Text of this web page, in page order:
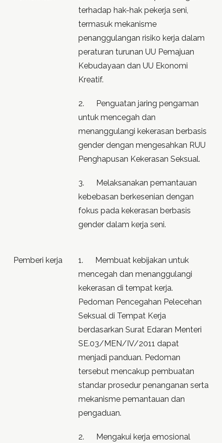
terhadap hak-hak pekerja seni,
termasuk mekanisme
penanggulangan risiko kerja dalam
peraturan turunan UU Pemajuan
Kebudayaan dan UU Ekonomi
Kreatif.
2. Penguatan jaring pengaman
untuk mencegah dan
menanggulangi kekerasan berbasis
gender dengan mengesahkan RUU
Penghapusan Kekerasan Seksual.
3. Melaksanakan pemantauan
kebebasan berkesenian dengan
fokus pada kekerasan berbasis
gender dalam kerja seni.
Pemberi kerja
1. Membuat kebijakan untuk
mencegah dan menanggulangi
kekerasan di tempat kerja.
Pedoman Pencegahan Pelecehan
Seksual di Tempat Kerja
berdasarkan Surat Edaran Menteri
SE.03/MEN/IV/2011 dapat
menjadi panduan. Pedoman
tersebut mencakup pembuatan
standar prosedur penanganan serta
mekanisme pemantauan dan
pengaduan.
2. Mengakui kerja emosional